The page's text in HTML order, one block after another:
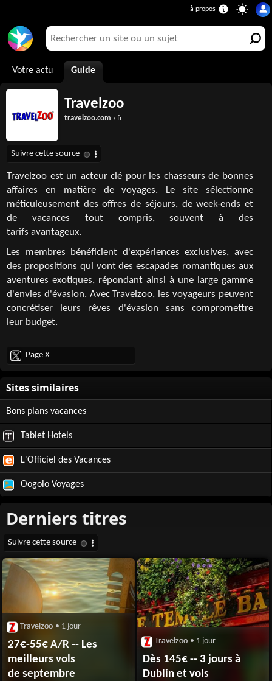
Votre actu Guide
Travelzoo
travelzoo.com › fr
Travelzoo est un acteur clé pour les chasseurs de bonnes
affaires en matière de voyages. Le site sélectionne
méticuleusement des offres de séjours, de week-ends et
de vacances tout compris, souvent à des
tarifs avantageux.
Les membres bénéficient d'expériences exclusives, avec
des propositions qui vont des escapades romantiques aux
aventures exotiques, répondant ainsi à une large gamme
d'envies d'évasion. Avec Travelzoo, les voyageurs peuvent
concrétiser leurs rêves d'évasion sans compromettre
leur budget.
Page X
Bons plans vacances
Tablet Hotels
L'Officiel des Vacances
Oogolo Voyages
Travelzoo • 1 jour
27€-55€ A/R -- Les
meilleurs vols
de septembre
Travelzoo • 1 jour
Dès 145€ -- 3 jours à
Dublin et vols